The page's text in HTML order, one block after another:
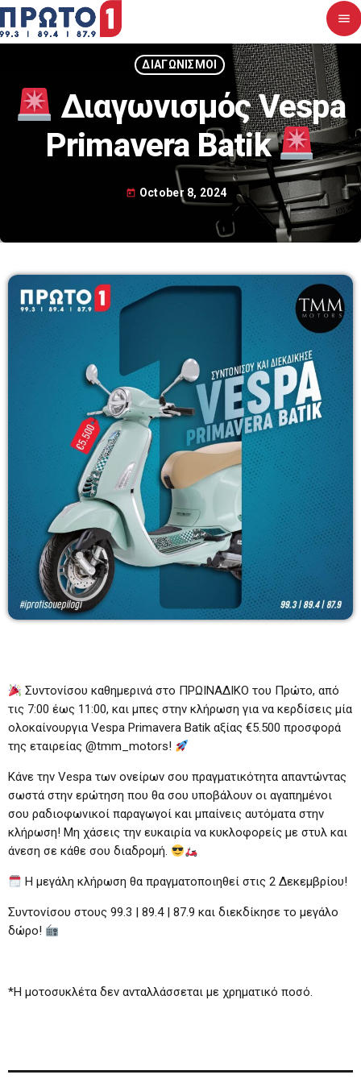
menu
close
Αρχική
Σχετικά με εμάς
BEST OF ΠΡΩΙΝΑΔΙΚΟ
08:00 - 10:00
TOP 20
13:00 - 14:00
DJ SET – ΘΕΜΗΣ ΚΩΝΣΤΑΝΤΙΝΟΥ
Παρασκευή 20:00-24:00 και Σάββατο 21:00-
01:00
21:00 - 01:00
ΔΙΑΓΩΝΙΣΜΟΙ
Διαγωνισμός Vespa
Primavera Batik
today October 8, 2024
Συντονίσου καθημερινά στο ΠΡΩΙΝΑΔΙΚΟ του Πρώτο, από
τις 7:00 έως 11:00, και μπες στην κλήρωση για να κερδίσεις μία
ολοκαίνουργια Vespa Primavera Batik αξίας €5.500 προσφορά
της εταιρείας @tmm_motors!
Κάνε την Vespa των ονείρων σου πραγματικότητα απαντώντας
σωστά στην ερώτηση που θα σου υποβάλουν οι αγαπημένοι
σου ραδιοφωνικοί παραγωγοί και μπαίνεις αυτόματα στην
κλήρωση! Μη χάσεις την ευκαιρία να κυκλοφορείς με στυλ και
άνεση σε κάθε σου διαδρομή.
Η μεγάλη κλήρωση θα πραγματοποιηθεί στις 2 Δεκεμβρίου!
Συντονίσου στους 99.3 | 89.4 | 87.9 και διεκδίκησε το μεγάλο
δώρο!
*Η μοτοσυκλέτα δεν ανταλλάσσεται με χρηματικό ποσό.